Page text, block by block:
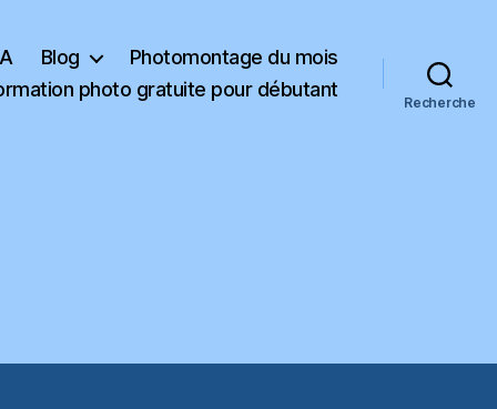
Blog
Photomontage du mois
photo gratuite pour débutant
Recherche